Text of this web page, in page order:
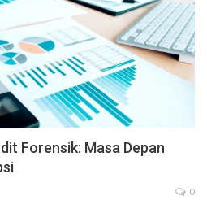
Forensik: Masa Depan
0